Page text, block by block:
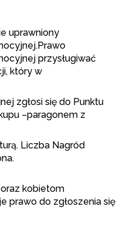
uprawniony
przysługiwać
który w
zgłosi się do Punktu
–paragonem z
Liczba Nagród
kobietom
prawo do zgłoszenia się